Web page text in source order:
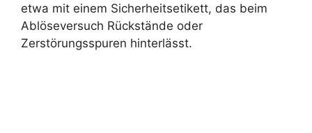
etwa mit einem Sicherheitsetikett, das beim
Ablöseversuch Rückstände oder
Zerstörungsspuren hinterlässt.